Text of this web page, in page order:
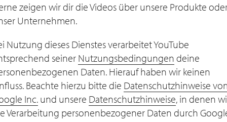
zeigen wir dir die Videos über unsere Produkte
Unternehmen.
Nutzung dieses Dienstes verarbeitet YouTube
seiner Nutzungsbedingungen deine
Daten. Hierauf haben wir keinen
Beachte hierzu bitte die Datenschutzhinweise
Inc.und unsere Datenschutzhinweise, in denen
Verarbeitung personenbezogener Daten durch